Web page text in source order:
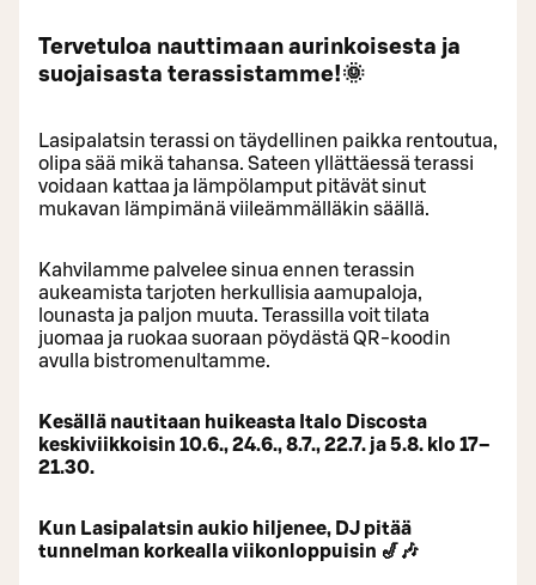
Tervetuloa nauttimaan aurinkoisesta ja
suojaisasta terassistamme!🌞
Lasipalatsin terassi on täydellinen paikka rentoutua,
olipa sää mikä tahansa. Sateen yllättäessä terassi
voidaan kattaa ja lämpölamput pitävät sinut
mukavan lämpimänä viileämmälläkin säällä.
Kahvilamme palvelee sinua ennen terassin
aukeamista tarjoten herkullisia aamupaloja,
lounasta ja paljon muuta. Terassilla voit tilata
juomaa ja ruokaa suoraan pöydästä QR-koodin
avulla bistromenultamme.
Kesällä nautitaan huikeasta Italo Discosta
keskiviikkoisin 10.6., 24.6., 8.7., 22.7. ja 5.8. klo 17–
21.30.
Kun Lasipalatsin aukio hiljenee, DJ pitää
tunnelman korkealla viikonloppuisin 🎷🎶